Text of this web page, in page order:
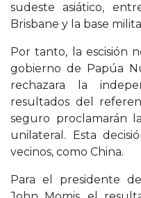
sudeste asiático,
Brisbane y la base
Por tanto, la escisión
gobierno de Papúa
rechazara la
resultados del
seguro proclamarán
unilateral. Esta
vecinos, como China.
Para el presidente